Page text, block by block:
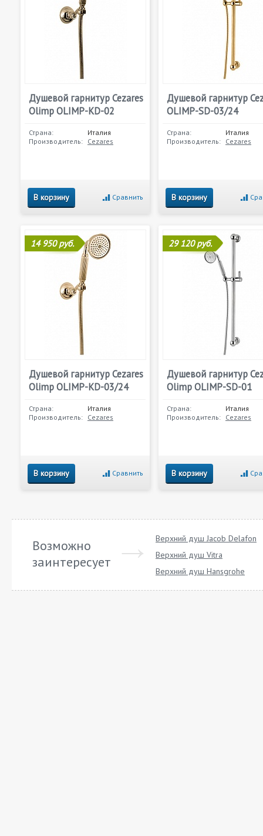
Душевой гарнитур Cezares
Olimp OLIMP-KD-02
Страна:
Италия
Производитель: Cezares
В корзину Сравнить
Душевой гарнитур
OLIMP-SD-03/24
Страна:
Италия
Производитель: Cezares
В корзину
14 950 руб.
Душевой гарнитур Cezares
Olimp OLIMP-KD-03/24
Страна:
Италия
Производитель: Cezares
В корзину Сравнить
29 120 руб.
Душевой гарнитур
Olimp OLIMP-SD-01
Страна:
Италия
Производитель: Cezares
В корзину
Возможно
заинтересует
Верхний душ Jacob Delafon
Верхний душ Vitra
Верхний душ Hansgrohe